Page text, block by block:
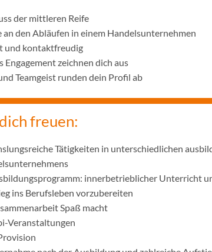
der mittleren Reife
an den Abläufen in einem Handelsunternehmen
und kontaktfreudig
zeichnen dich aus
Teamgeist runden dein Profil ab
freuen:
Tätigkeiten in unterschiedlichen
innerbetrieblicher Unterricht
ins Berufsleben vorzubereiten
Spaß macht
Veranstaltungen